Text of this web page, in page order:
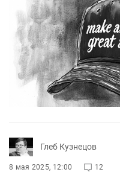
Глеб Кузнецов
8 мая 2025, 12:00 12